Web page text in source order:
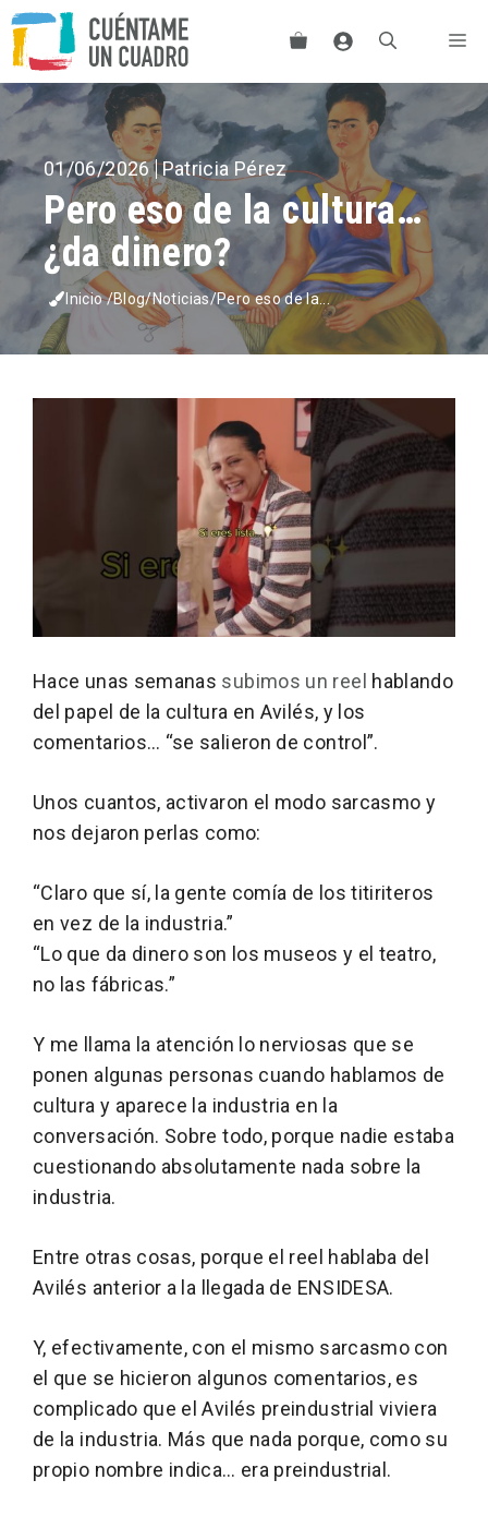
Saltar
al
contenido
01/06/2026 Patricia Pérez
Pero eso de la cultura…
¿da dinero?
Inicio/Blog/Noticias/Pero eso de la...
Hace unas semanas subimos un reel hablando
del papel de la cultura en Avilés, y los
comentarios… “se salieron de control”.
Unos cuantos, activaron el modo sarcasmo y
nos dejaron perlas como:
“Claro que sí, la gente comía de los titiriteros
en vez de la industria.”
“Lo que da dinero son los museos y el teatro,
no las fábricas.”
Y me llama la atención lo nerviosas que se
ponen algunas personas cuando hablamos de
cultura y aparece la industria en la
conversación. Sobre todo, porque nadie estaba
cuestionando absolutamente nada sobre la
industria.
Entre otras cosas, porque el reel hablaba del
Avilés anterior a la llegada de ENSIDESA.
Y, efectivamente, con el mismo sarcasmo con
el que se hicieron algunos comentarios, es
complicado que el Avilés preindustrial viviera
de la industria. Más que nada porque, como su
propio nombre indica… era preindustrial.